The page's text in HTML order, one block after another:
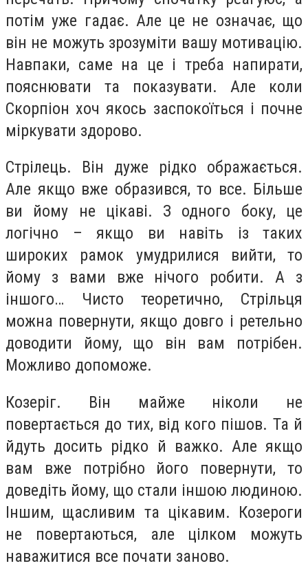
потім уже гадає. Але це не означає, що
він не можуть зрозуміти вашу мотивацію.
Навпаки, саме на це і треба напирати,
пояснювати та показувати. Але коли
Скорпіон хоч якось заспокоїться і почне
міркувати здорово.
Стрілець. Він дуже рідко ображається.
Але якщо вже образився, то все. Більше
ви йому не цікаві. З одного боку, це
логічно – якщо ви навіть із таких
широких рамок умудрилися вийти, то
йому з вами вже нічого робити. А з
іншого… Чисто теоретично, Стрільця
можна повернути, якщо довго і ретельно
доводити йому, що він вам потрібен.
Можливо допоможе.
Козеріг. Він майже ніколи не
повертається до тих, від кого пішов. Та й
йдуть досить рідко й важко. Але якщо
вам вже потрібно його повернути, то
доведіть йому, що стали іншою людиною.
Іншим, щасливим та цікавим. Козероги
не повертаються, але цілком можуть
наважитися все почати заново.